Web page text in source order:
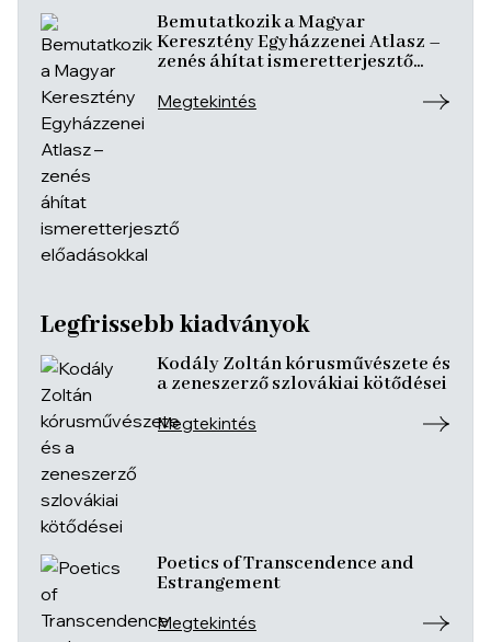
Bemutatkozik a Magyar
Keresztény Egyházzenei Atlasz –
zenés áhítat ismeretterjesztő
Megtekintés
Legfrissebb kiadványok
Kodály Zoltán kórusművészete és
a zeneszerző szlovákiai kötődései
Megtekintés
Poetics of Transcendence and
Estrangement
Megtekintés